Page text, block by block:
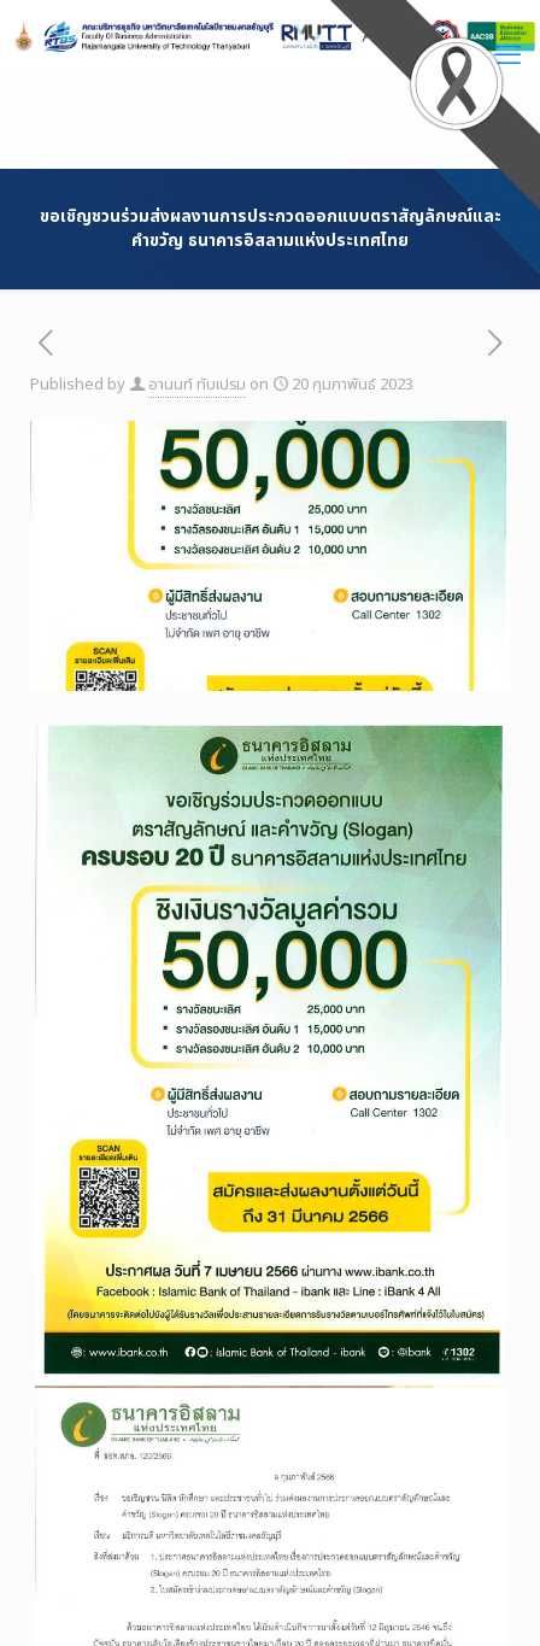
Content
ขอเชิญชวนร่วมส่งผลงานการประกวดออกแบบตราสัญลักษณ์และ
คำขวัญ ธนาคารอิสลามแห่งประเทศไทย
Published by อานนท์ ทับเปรม on 20 กุมภาพันธ์ 2023